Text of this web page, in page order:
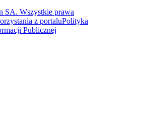
SA. Wszystkie prawa
z portaluPolityka
Publicznej